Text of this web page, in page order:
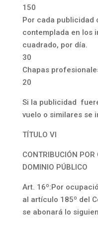
150
Por cada publicidad
contemplada en los
cuadrado, por día.
30
Chapas
20
Si la publicidad
vuelo o similares se
TÍTULO VI
CONTRIBUCIÓN POR
DOMINIO PÚBLICO
Art. 16º:Por
al artículo 185º del
se abonará lo